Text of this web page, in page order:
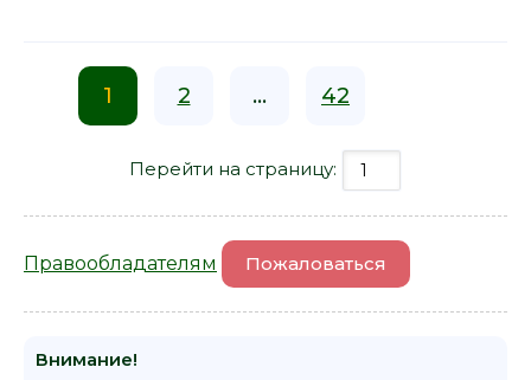
1 2 ... 42
Перейти на страницу:
Правообладателям Пожаловаться
Внимание!